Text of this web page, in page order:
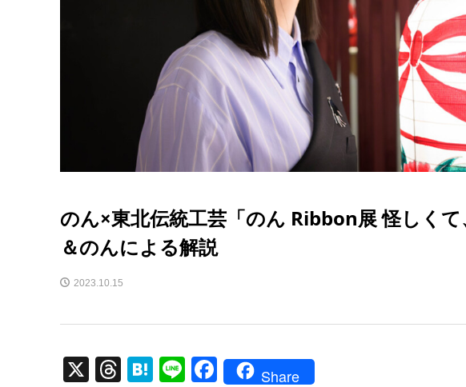
のん×東北伝統工芸「のん Ribbon展 怪しく
＆のんによる解説
2023.10.15
X
T
H
Li
F
Share